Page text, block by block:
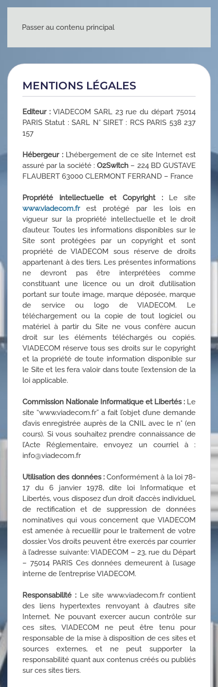
Passer au contenu principal
MENTIONS LÉGALES
Editeur :VIADECOM SARL 23 rue du départ 75014
PARIS Statut : SARL N° SIRET : RCS PARIS 538 237
157
Hébergeur :L’hébergement de ce site Internet est
assuré par la société :O2Switch – 224 BD GUSTAVE
FLAUBERT 63000 CLERMONT FERRAND – France
Propriété intellectuelle et Copyright :Le site
www.viadecom.frest protégé par les lois en
vigueur sur la propriété intellectuelle et le droit
d’auteur. Toutes les informations disponibles sur le
Site sont protégées par un copyright et sont
propriété de VIADECOM sous réserve de droits
appartenant à des tiers. Les présentes informations
ne devront pas être interprétées comme
constituant une licence ou un droit d’utilisation
portant sur toute image, marque déposée, marque
de service ou logo de VIADECOM. Le
téléchargement ou la copie de tout logiciel ou
matériel à partir du Site ne vous confère aucun
droit sur les éléments téléchargés ou copiés.
VIADECOM réserve tous ses droits sur le copyright
et la propriété de toute information disponible sur
le Site et les fera valoir dans toute l’extension de la
loi applicable.
Commission Nationale Informatique et Libertés : Le
site “www.viadecom.fr” a fait l’objet d’une demande
d’avis enregistrée auprès de la CNIL avec le n° (en
cours). Si vous souhaitez prendre connaissance de
l’Acte Réglementaire, envoyez un courriel à :
info@viadecom.fr
Utilisation des données :Conformément à la loi 78-
17 du 6 janvier 1978, dite loi Informatique et
Libertés, vous disposez d’un droit d’accès individuel,
de rectification et de suppression de données
nominatives qui vous concernent que VIADECOM
est amenée à recueillir pour le traitement de votre
dossier. Vos droits peuvent être exercés par courrier
à l’adresse suivante: VIADECOM – 23, rue du Départ
– 75014 PARIS Ces données demeurent à l’usage
interne de l’entreprise VIADECOM.
Responsabilité : Le site www.viadecom.fr contient
des liens hypertextes renvoyant à d’autres site
Internet. Ne pouvant exercer aucun contrôle sur
ces sites, VIADECOM ne peut être tenu pour
responsable de la mise à disposition de ces sites et
sources externes, et ne peut supporter la
responsabilité quant aux contenus créés ou publiés
sur ces sites tiers.